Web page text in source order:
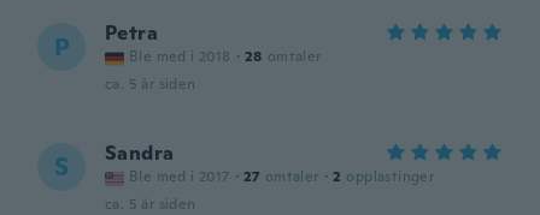
P Petra
Ble med i 2018 · 28 omtaler
ca. 5 år siden
S Sandra
Ble med i 2017 · 27 omtaler · 2 opplastinger
ca. 5 år siden